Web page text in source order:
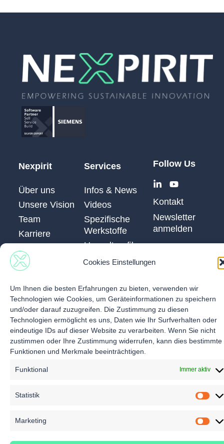
Cookies Einstellungen
Um Ihnen die besten Erfahrungen zu bieten, verwenden wir
Technologien wie Cookies, um Geräteinformationen zu speichern
und/oder darauf zuzugreifen. Die Zustimmung zu diesen
Technologien ermöglicht es uns, Daten wie Ihr Surfverhalten oder
eindeutige IDs auf dieser Website zu verarbeiten. Wenn Sie nicht
zustimmen oder Ihre Zustimmung widerrufen, kann dies bestimmte
Funktionen und Merkmale beeinträchtigen.
Funktional Immer aktiv
Statistik
Marketing
Nexpirit
Über uns
Unsere Vision
Team
Karriere
Services
Infos & News
Videos
Spezifische
Werkstoffe
Umweltprofil
Follow Us
Kontakt
Newsletter
anmelden
© 2026 Nexpirit GmbH. All Rights Reserved.
Cookie Einstellungen
Datenschutzerklärung
Impressum